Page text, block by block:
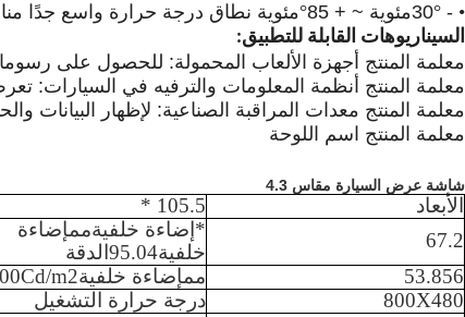
•
- 30
° مئوية ~ + 85 °مئوية نطاق درجة حرارة واسع جدًا
السيناريوهات القابلة للتطبيق:
معلمة المنتج أجهزة الألعاب المحمولة: للحصول على
معلمة المنتج
أنظمة المعلومات والترفيه في السيارات:
معلمة المنتج معدات المراقبة الصناعية: لإظهار البيانات
معلمة المنتج اسم اللوحة
شاشة عرض السيارة مقاس 4.3
الأبعاد 105.5
*
67.2
* إضاءة خلفيةممإضاءة
خلفية95.04 الدقة
53.856
ممإضاءة خلفيةm2
800X480
درجة حرارة التشغيل